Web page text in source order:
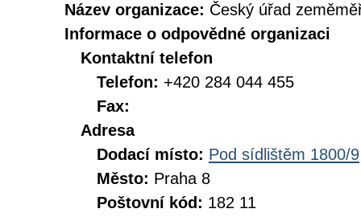
Název organizace: Český úřad
Informace o odpovědné organizaci
Kontaktní telefon
Telefon: +420 284 044 455
Fax:
Adresa
Dodací místo: Pod sídlištěm 1800/9
Město: Praha 8
Poštovní kód: 182 11